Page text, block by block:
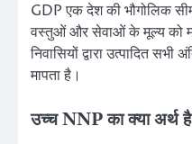
GDP एक देश की भौगोलिक
वस्तुओं और सेवाओं के मूल्य को
निवासियों द्वारा उत्पादित
मापता है।
उच्च NNP का क्या अर्थ